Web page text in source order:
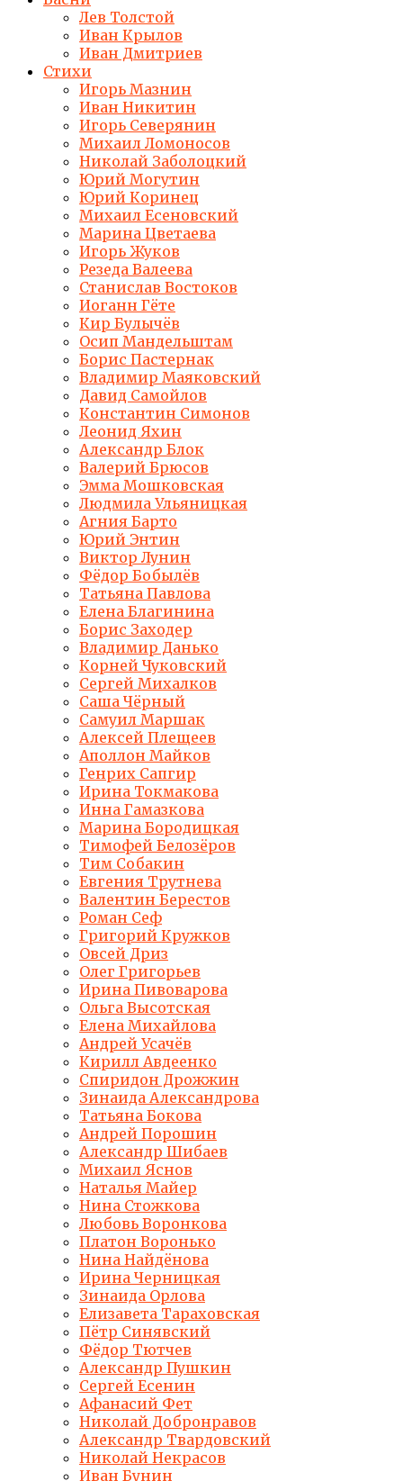
Лев Толстой
Иван Крылов
Иван Дмитриев
Стихи
Игорь Мазнин
Иван Никитин
Игорь Северянин
Михаил Ломоносов
Николай Заболоцкий
Юрий Могутин
Юрий Коринец
Михаил Есеновский
Марина Цветаева
Игорь Жуков
Резеда Валеева
Станислав Востоков
Иоганн Гёте
Кир Булычёв
Осип Мандельштам
Борис Пастернак
Владимир Маяковский
Давид Самойлов
Константин Симонов
Леонид Яхин
Александр Блок
Валерий Брюсов
Эмма Мошковская
Людмила Ульяницкая
Агния Барто
Юрий Энтин
Виктор Лунин
Фёдор Бобылёв
Татьяна Павлова
Елена Благинина
Борис Заходер
Владимир Данько
Корней Чуковский
Сергей Михалков
Саша Чёрный
Самуил Маршак
Алексей Плещеев
Аполлон Майков
Генрих Сапгир
Ирина Токмакова
Инна Гамазкова
Марина Бородицкая
Тимофей Белозёров
Тим Собакин
Евгения Трутнева
Валентин Берестов
Роман Сеф
Григорий Кружков
Овсей Дриз
Олег Григорьев
Ирина Пивоварова
Ольга Высотская
Елена Михайлова
Андрей Усачёв
Кирилл Авдеенко
Спиридон Дрожжин
Зинаида Александрова
Татьяна Бокова
Андрей Порошин
Александр Шибаев
Михаил Яснов
Наталья Майер
Нина Стожкова
Любовь Воронкова
Платон Воронько
Нина Найдёнова
Ирина Черницкая
Зинаида Орлова
Елизавета Тараховская
Пётр Синявский
Фёдор Тютчев
Александр Пушкин
Сергей Есенин
Афанасий Фет
Николай Добронравов
Александр Твардовский
Николай Некрасов
Иван Бунин